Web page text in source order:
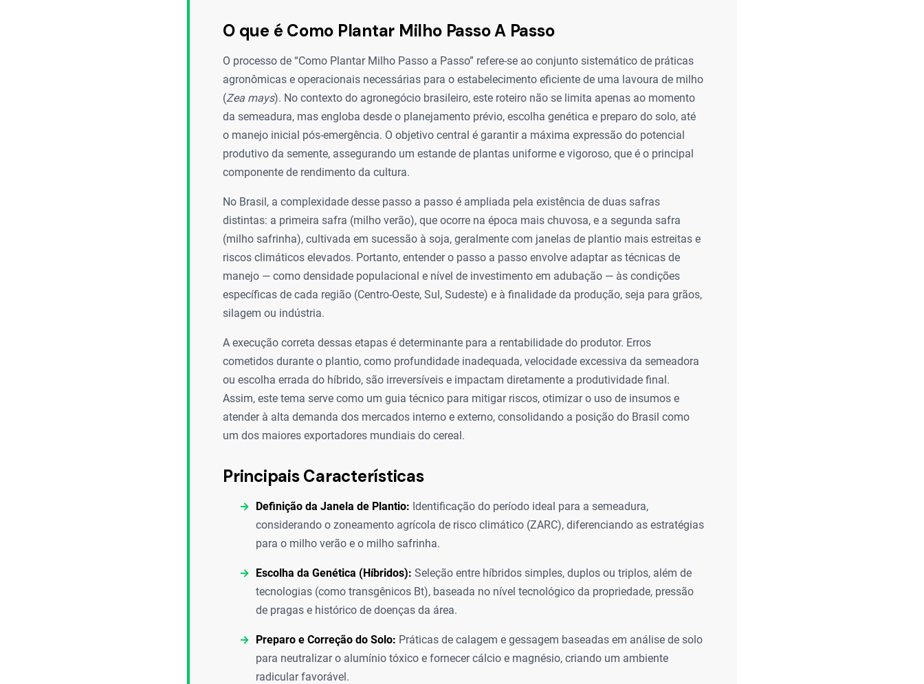
O que é Como Plantar Milho Passo A Passo
O processo de “Como Plantar Milho Passo a Passo” refere-se ao conjunto sistemático de práticas
agronômicas e operacionais necessárias para o estabelecimento eficiente de uma lavoura de milho
(Zea mays). No contexto do agronegócio brasileiro, este roteiro não se limita apenas ao momento
da semeadura, mas engloba desde o planejamento prévio, escolha genética e preparo do solo, até
o manejo inicial pós-emergência. O objetivo central é garantir a máxima expressão do potencial
produtivo da semente, assegurando um estande de plantas uniforme e vigoroso, que é o principal
componente de rendimento da cultura.
No Brasil, a complexidade desse passo a passo é ampliada pela existência de duas safras
distintas: a primeira safra (milho verão), que ocorre na época mais chuvosa, e a segunda safra
(milho safrinha), cultivada em sucessão à soja, geralmente com janelas de plantio mais estreitas e
riscos climáticos elevados. Portanto, entender o passo a passo envolve adaptar as técnicas de
manejo — como densidade populacional e nível de investimento em adubação — às condições
específicas de cada região (Centro-Oeste, Sul, Sudeste) e à finalidade da produção, seja para grãos,
silagem ou indústria.
A execução correta dessas etapas é determinante para a rentabilidade do produtor. Erros
cometidos durante o plantio, como profundidade inadequada, velocidade excessiva da semeadora
ou escolha errada do híbrido, são irreversíveis e impactam diretamente a produtividade final.
Assim, este tema serve como um guia técnico para mitigar riscos, otimizar o uso de insumos e
atender à alta demanda dos mercados interno e externo, consolidando a posição do Brasil como
um dos maiores exportadores mundiais do cereal.
Principais Características
Definição da Janela de Plantio: Identificação do período ideal para a semeadura,
considerando o zoneamento agrícola de risco climático (ZARC), diferenciando as estratégias
para o milho verão e o milho safrinha.
Escolha da Genética (Híbridos): Seleção entre híbridos simples, duplos ou triplos, além de
tecnologias (como transgênicos Bt), baseada no nível tecnológico da propriedade, pressão
de pragas e histórico de doenças da área.
Preparo e Correção do Solo: Práticas de calagem e gessagem baseadas em análise de solo
para neutralizar o alumínio tóxico e fornecer cálcio e magnésio, criando um ambiente
radicular favorável.